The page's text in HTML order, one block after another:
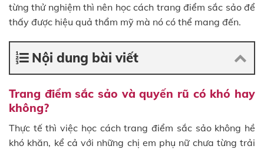
từng thử nghiệm thì nên học cách trang điểm sắc sảo để
thấy được hiệu quả thẩm mỹ mà nó có thể mang đến.
Nội dung bài viết
Trang điểm sắc sảo và quyến rũ có khó hay
không?
Thực tế thì việc học cách trang điểm sắc sảo không hề
khó khăn, kể cả với những chị em phụ nữ chưa từng trải